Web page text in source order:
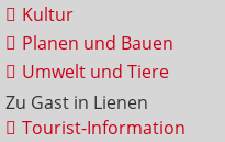
Kultur
Planen und Bauen
Umwelt und Tiere
Zu Gast in Lienen
Tourist-Information